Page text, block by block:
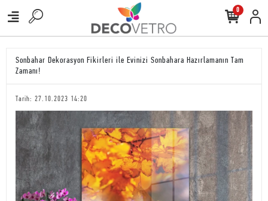
0
Sonbahar Dekorasyon Fikirleri ile Evinizi Sonbahara Hazırlamanın Tam
Zamanı!
Tarih: 27.10.2023 14:20